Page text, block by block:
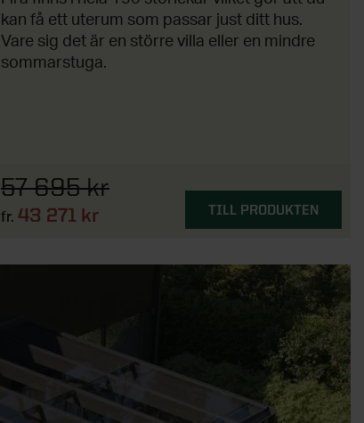
kan få ett uterum som passar just ditt hus.
Vare sig det är en större villa eller en mindre
sommarstuga.
57 695 kr
fr. 43 271 kr TILL PRODUKTEN